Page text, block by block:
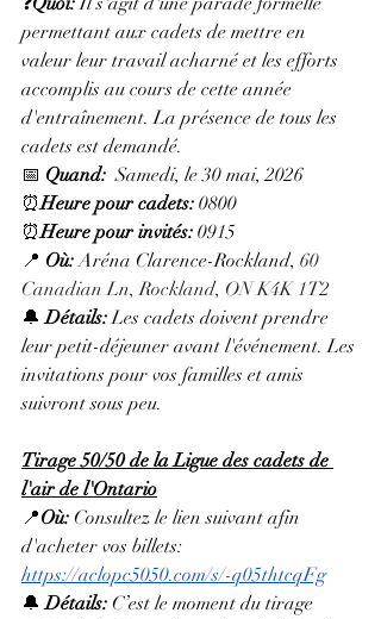
permettant aux cadets de mettre en
valeur leur travail acharné et les efforts
accomplis au cours de cette année
d'entraînement. La présence de tous les
cadets est demandé.
📅 Quand: Samedi, le 30 mai, 2026
⏰Heure pour cadets: 0800
⏰Heure pour invités: 0915
📍 Où: Aréna Clarence-Rockland, 60
Canadian Ln, Rockland, ON K4K 1T2
🔔 Détails: Les cadets doivent prendre
leur petit-déjeuner avant l'événement. Les
invitations pour vos familles et amis
suivront sous peu.
Tirage 50/50 de la Ligue des cadets de
l'air de l'Ontario
📍Où: Consultez le lien suivant afin
d'acheter vos billets:
https://aclopc5050.com/s/-q05thtcqFg
🔔 Détails: C’est le moment du tirage